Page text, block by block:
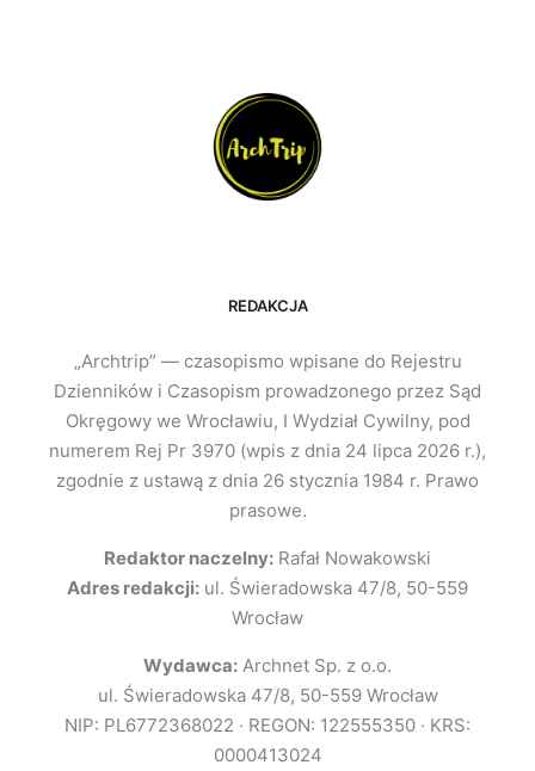
REDAKCJA
„Archtrip” — czasopismo wpisane do Rejestru
Dzienników i Czasopism prowadzonego przez Sąd
Okręgowy we Wrocławiu, I Wydział Cywilny, pod
numerem Rej Pr 3970 (wpis z dnia 24 lipca 2026 r.),
zgodnie z ustawą z dnia 26 stycznia 1984 r. Prawo
prasowe.
Redaktor naczelny: Rafał Nowakowski
Adres redakcji: ul. Świeradowska 47/8, 50-559
Wrocław
Wydawca: Archnet Sp. z o.o.
ul. Świeradowska 47/8, 50-559 Wrocław
NIP: PL6772368022 · REGON: 122555350 · KRS:
0000413024